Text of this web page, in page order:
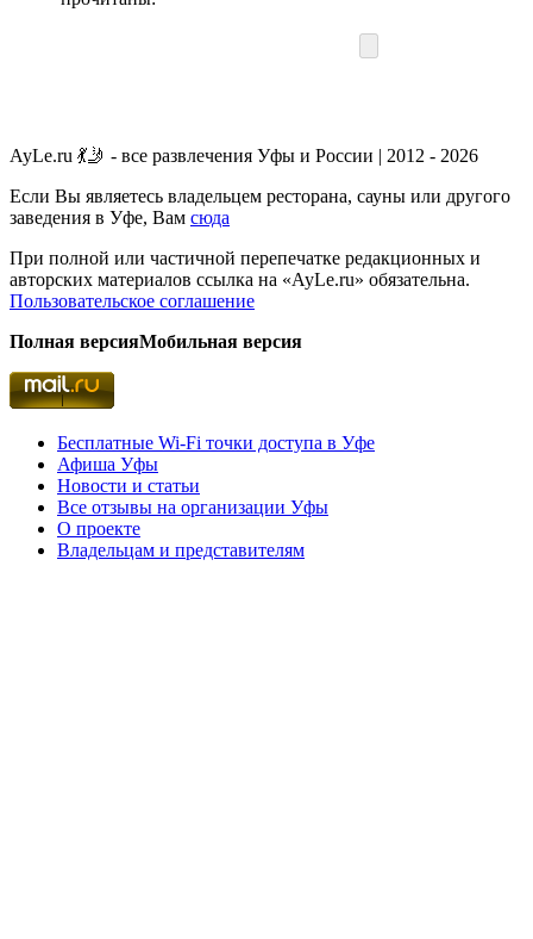
AyLe.ru 💃🤳 - все развлечения Уфы и России | 2012 - 2026
Если Вы являетесь владельцем ресторана, сауны или другого
заведения в Уфе, Вам сюда
При полной или частичной перепечатке редакционных и
авторских материалов ссылка на «AyLe.ru» обязательна.
Пользовательское соглашение
Полная версияМобильная версия
Бесплатные Wi-Fi точки доступа в Уфе
Афиша Уфы
Новости и статьи
Все отзывы на организации Уфы
О проекте
Владельцам и представителям